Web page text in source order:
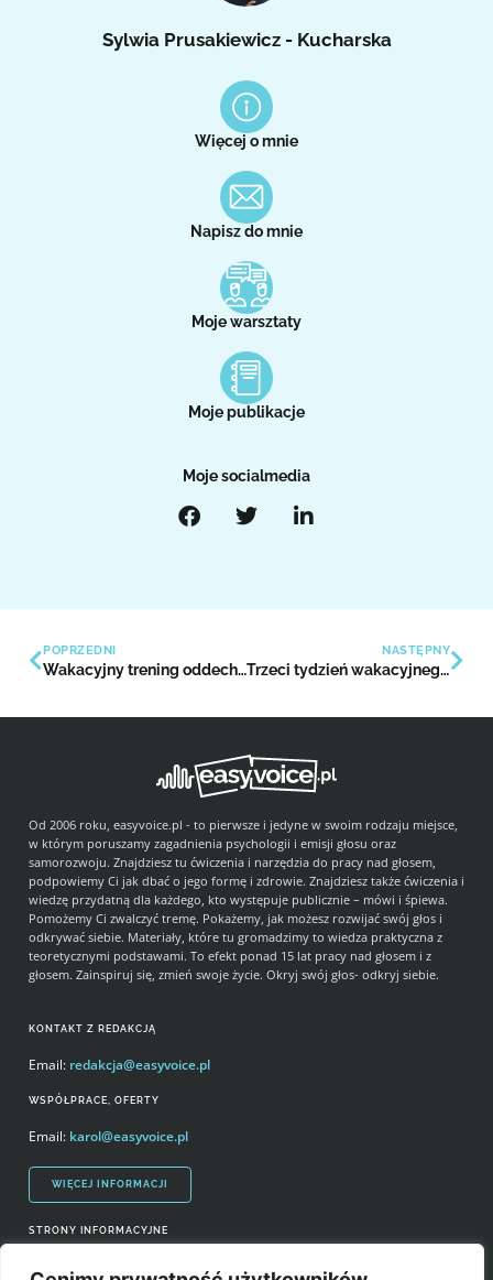
Sylwia Prusakiewicz - Kucharska
Więcej o mnie
Napisz do mnie
Moje warsztaty
Moje publikacje
Moje socialmedia
POPRZEDNI
Wakacyjny trening oddechowy
NASTĘPNY
Trzeci tydzień wakacyjnego luzu – sprawdź, co możesz zrobić
STRONY INFORMACYJNE
Regulamin zakupów i polityka prywatności
KONTAKT Z REDAKCJĄ
Email: redakcja@easyvoice.pl
WSPÓŁPRACE, OFERTY
Email: karol@easyvoice.pl
WIĘCEJ INFORMACJI
Od 2006 roku, easyvoice.pl - to pierwsze i jedyne w swoim rodzaju miejsce,
w którym poruszamy zagadnienia psychologii i emisji głosu oraz
samorozwoju. Znajdziesz tu ćwiczenia i narzędzia do pracy nad głosem,
podpowiemy Ci jak dbać o jego formę i zdrowie. Znajdziesz także ćwiczenia i
wiedzę przydatną dla każdego, kto występuje publicznie – mówi i śpiewa.
Pomożemy Ci zwalczyć tremę. Pokażemy, jak możesz rozwijać swój głos i
odkrywać siebie. Materiały, które tu gromadzimy to wiedza praktyczna z
teoretycznymi podstawami. To efekt ponad 15 lat pracy nad głosem i z
głosem. Zainspiruj się, zmień swoje życie. Okryj swój głos- odkryj siebie.